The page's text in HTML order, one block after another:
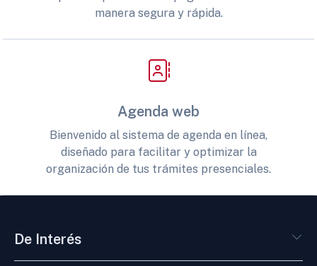
manera segura y rápida.
Agenda web
Bienvenido al sistema de agenda en línea,
diseñado para facilitar y optimizar la
organización de tus trámites presenciales.
De Interés